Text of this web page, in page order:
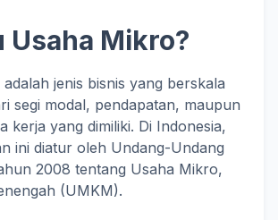
Usaha Mikro?
jenis bisnis yang berskala
segi modal, pendapatan, maupun
kerja yang dimiliki. Di Indonesia,
ini diatur oleh Undang-Undang
2008 tentang Usaha Mikro,
(UMKM).